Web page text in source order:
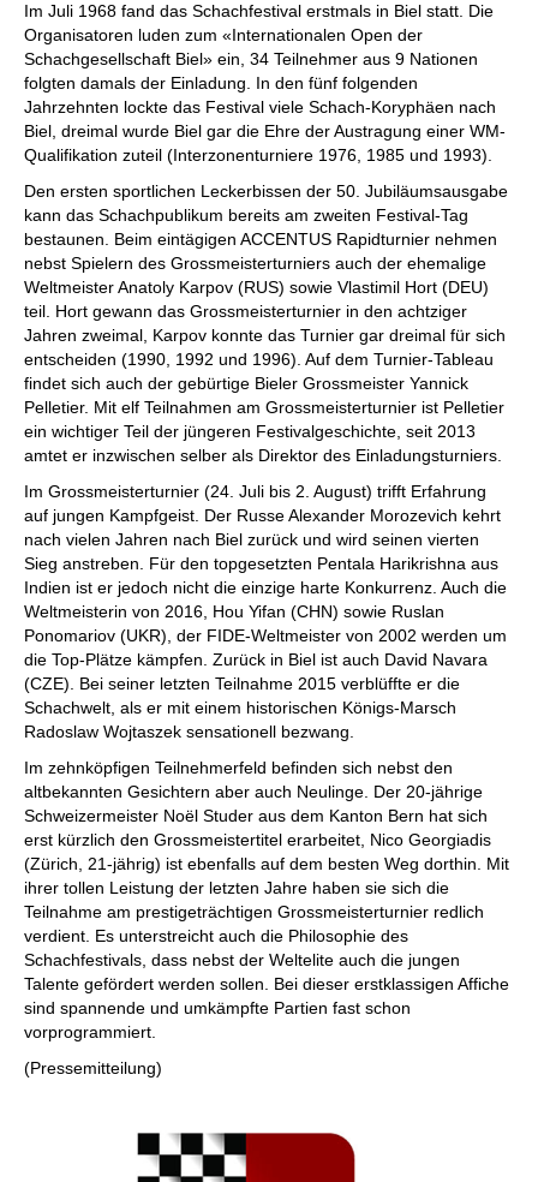
Im Juli 1968 fand das Schachfestival erstmals in Biel statt. Die
Organisatoren luden zum «Internationalen Open der
Schachgesellschaft Biel» ein, 34 Teilnehmer aus 9 Nationen
folgten damals der Einladung. In den fünf folgenden
Jahrzehnten lockte das Festival viele Schach-Koryphäen nach
Biel, dreimal wurde Biel gar die Ehre der Austragung einer WM-
Qualifikation zuteil (Interzonenturniere 1976, 1985 und 1993).
Den ersten sportlichen Leckerbissen der 50. Jubiläumsausgabe
kann das Schachpublikum bereits am zweiten Festival-Tag
bestaunen. Beim eintägigen ACCENTUS Rapidturnier nehmen
nebst Spielern des Grossmeisterturniers auch der ehemalige
Weltmeister Anatoly Karpov (RUS) sowie Vlastimil Hort (DEU)
teil. Hort gewann das Grossmeisterturnier in den achtziger
Jahren zweimal, Karpov konnte das Turnier gar dreimal für sich
entscheiden (1990, 1992 und 1996). Auf dem Turnier-Tableau
findet sich auch der gebürtige Bieler Grossmeister Yannick
Pelletier. Mit elf Teilnahmen am Grossmeisterturnier ist Pelletier
ein wichtiger Teil der jüngeren Festivalgeschichte, seit 2013
amtet er inzwischen selber als Direktor des Einladungsturniers.
Im Grossmeisterturnier (24. Juli bis 2. August) trifft Erfahrung
auf jungen Kampfgeist. Der Russe Alexander Morozevich kehrt
nach vielen Jahren nach Biel zurück und wird seinen vierten
Sieg anstreben. Für den topgesetzten Pentala Harikrishna aus
Indien ist er jedoch nicht die einzige harte Konkurrenz. Auch die
Weltmeisterin von 2016, Hou Yifan (CHN) sowie Ruslan
Ponomariov (UKR), der FIDE-Weltmeister von 2002 werden um
die Top-Plätze kämpfen. Zurück in Biel ist auch David Navara
(CZE). Bei seiner letzten Teilnahme 2015 verblüffte er die
Schachwelt, als er mit einem historischen Königs-Marsch
Radoslaw Wojtaszek sensationell bezwang.
Im zehnköpfigen Teilnehmerfeld befinden sich nebst den
altbekannten Gesichtern aber auch Neulinge. Der 20-jährige
Schweizermeister Noël Studer aus dem Kanton Bern hat sich
erst kürzlich den Grossmeistertitel erarbeitet, Nico Georgiadis
(Zürich, 21-jährig) ist ebenfalls auf dem besten Weg dorthin. Mit
ihrer tollen Leistung der letzten Jahre haben sie sich die
Teilnahme am prestigeträchtigen Grossmeisterturnier redlich
verdient. Es unterstreicht auch die Philosophie des
Schachfestivals, dass nebst der Weltelite auch die jungen
Talente gefördert werden sollen. Bei dieser erstklassigen Affiche
sind spannende und umkämpfte Partien fast schon
vorprogrammiert.
(Pressemitteilung)